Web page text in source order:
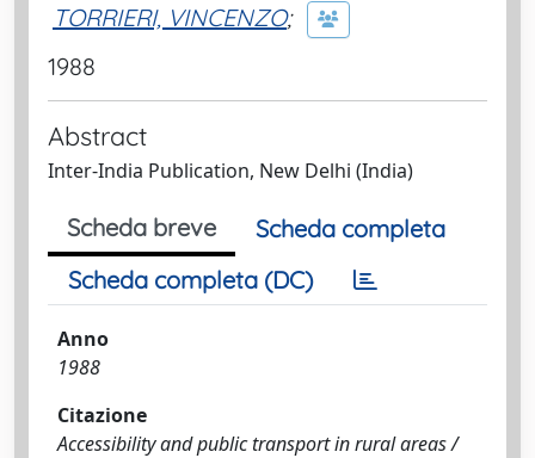
TORRIERI, VINCENZO;
1988
Abstract
Inter-India Publication, New Delhi (India)
Scheda breve
Scheda completa
Scheda completa (DC)
Anno
1988
Citazione
Accessibility and public transport in rural areas /